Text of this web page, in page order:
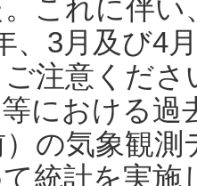
これに伴い
、3月及び4
注意くだ
における過
）の気象観
統計を実